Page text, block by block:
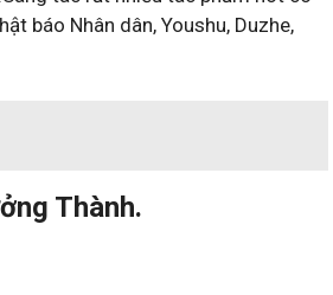
báo Nhân dân, Youshu, Duzhe,
Thành.